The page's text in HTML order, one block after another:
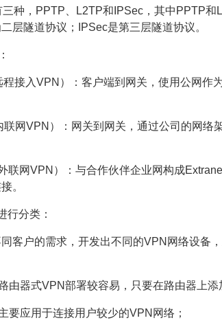
种，PPTP、L2TP和IPSec，其中PPTP和
层隧道协议；IPSec是第三层隧道协议。
程接入VPN）：客户端到网关，使用公网作
联网VPN）：网关到网关，通过公司的网络
联网VPN）：与合作伙伴企业网构成
。
行分类：
客户的需求，开发出不同的VPN网络设备
由器式VPN部署较容易，只要在路由器上添
要应用于连接用户较少的VPN网络；